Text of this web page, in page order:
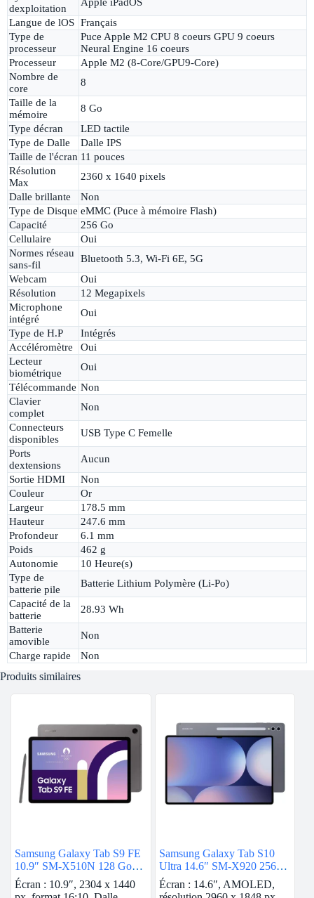
dexploitation
Langue de lOS Français
Type de
processeur
Puce Apple M2 CPU 8 coeurs GPU 9 coeurs
Neural Engine 16 coeurs
Processeur
Apple M2 (8-Core/GPU9-Core)
Nombre de
core
8
Taille de la
mémoire
8 Go
Type décran
LED tactile
Type de Dalle
Dalle IPS
Taille de l'écran 11 pouces
Résolution
Max
2360 x 1640 pixels
Dalle brillante
Non
Type de Disque eMMC (Puce à mémoire Flash)
Capacité
256 Go
Cellulaire
Oui
Normes réseau
sans-fil
Bluetooth 5.3, Wi-Fi 6E, 5G
Webcam
Oui
Résolution
12 Megapixels
Microphone
intégré
Oui
Type de H.P
Intégrés
Accéléromètre
Oui
Lecteur
biométrique
Oui
Télécommande Non
Clavier
complet
Non
Connecteurs
disponibles
USB Type C Femelle
Ports
dextensions
Aucun
Sortie HDMI
Non
Couleur
Or
Largeur
178.5 mm
Hauteur
247.6 mm
Profondeur
6.1 mm
Poids
462 g
Autonomie
10 Heure(s)
Type de
batterie pile
Batterie Lithium Polymère (Li-Po)
Capacité de la
batterie
28.93 Wh
Batterie
amovible
Non
Charge rapide
Non
Produits similaires
Samsung Galaxy Tab S9 FE
10.9″ SM-X510N 128 Go
Anthracite 5G
Écran : 10.9″, 2304 x 1440
Samsung Galaxy Tab S10
Ultra 14.6″ SM-X920 256
Go Gris 5G
Écran : 14.6″, AMOLED,